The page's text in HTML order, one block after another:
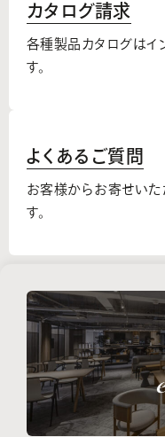
カタログ請求
各種製品カタログはイ
す。
よくあるご質問
お客様からお寄せいた
す。